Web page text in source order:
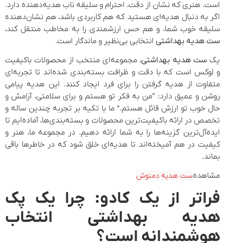
است. هنری که نشان از دقت، احترام و سلیقه ناب هدیه‌دهنده دارد.
اگر به دنبال هدیه‌ای هستید که هم کاربردی باشد، هم نشان‌دهنده
سلیقه خوب شما، و هم حس ارزشمندی را به مخاطب منتقل کند،
ست هدیه بهداشتی انتخابی بی‌نظیر و ماندگار است.
یکست هدیه بهداشتی، مجموعه‌ای منتخب از محصولات باکیفیت
و لوکس است که با دقت و ظرافت بسته‌بندی شده‌اند تا تجربه‌ای
متفاوت از هدیه گرفتن را برای فرد ایجاد کنند. این هدیه پیامی
روشن و عمیق دارد: “من به فکر تو هستم و برای سلامتی، آرامش و
حال خوب تو ارزش قائل هستم.” ما با تکیه بر تجربه چندین ساله و
تخصص در ارائه باکیفیت‌ترین محصولات و بسته‌بندی‌ها، آماده‌ایم تا
ایده‌آل‌ترین گزینه‌ها را به شما ارائه دهیم. در مجموعه ما، هنر و
کیفیت در هم آمیخته‌اند تا هدیه‌ای خلق شود که در خاطرها باقی
بماند.
مشاهدهست هدیه دمنوش
فراتر از یک کادو: چرا یک پک
هدیه بهداشتی انتخاب
هوشمندانه است؟